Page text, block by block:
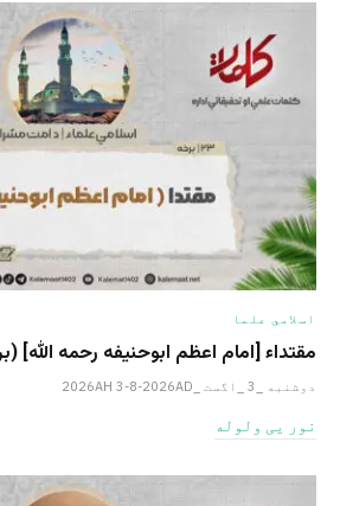
اسلامي علما
مقتداء [امام اعظم ابوحنیفه رحمه الله‎] (برخه: ۲۳)
دوشنبه _3 _اگست _2026AH 3-8-2026AD
نور یی ولوله